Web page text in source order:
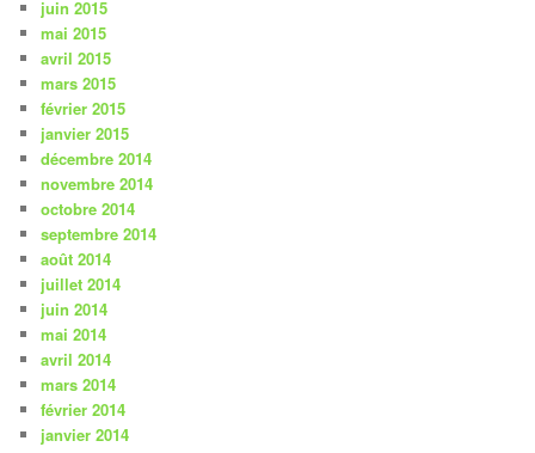
juin 2015
mai 2015
avril 2015
mars 2015
février 2015
janvier 2015
décembre 2014
novembre 2014
octobre 2014
septembre 2014
août 2014
juillet 2014
juin 2014
mai 2014
avril 2014
mars 2014
février 2014
janvier 2014